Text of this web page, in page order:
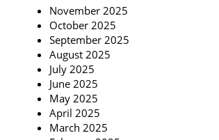
November 2025
October 2025
September 2025
August 2025
July 2025
June 2025
May 2025
April 2025
March 2025